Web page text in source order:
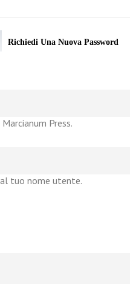
Richiedi Una Nuova Password
Press.
tuo nome utente.